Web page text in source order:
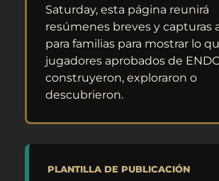
Saturday, esta página reunirá
resúmenes breves y capturas
para familias para mostrar lo
jugadores aprobados de
construyeron, exploraron o
descubrieron.
PLANTILLA DE PUBLICACIÓN